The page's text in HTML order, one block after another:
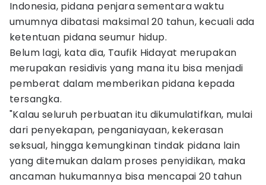
Indonesia, pidana penjara sementara waktu
umumnya dibatasi maksimal 20 tahun, kecuali ada
ketentuan pidana seumur hidup.
Belum lagi, kata dia, Taufik Hidayat merupakan
merupakan residivis yang mana itu bisa menjadi
pemberat dalam memberikan pidana kepada
tersangka.
"Kalau seluruh perbuatan itu dikumulatifkan, mulai
dari penyekapan, penganiayaan, kekerasan
seksual, hingga kemungkinan tindak pidana lain
yang ditemukan dalam proses penyidikan, maka
ancaman hukumannya bisa mencapai 20 tahun